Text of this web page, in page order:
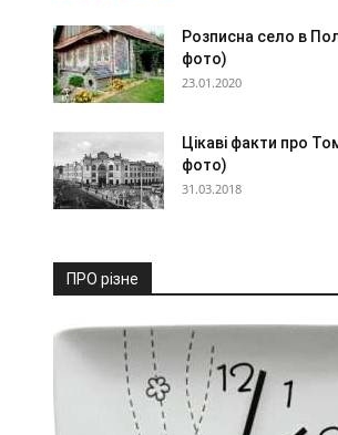
Розписна село в
фото)
23.01.2020
Цікаві факти про
фото)
31.03.2018
ПРО різне